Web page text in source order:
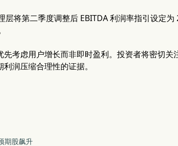
将第二季度调整后 EBITDA 利润率指引设定为
考虑用户增长而非即时盈利。投资者将密切关
润压缩合理性的证据。
期股飙升